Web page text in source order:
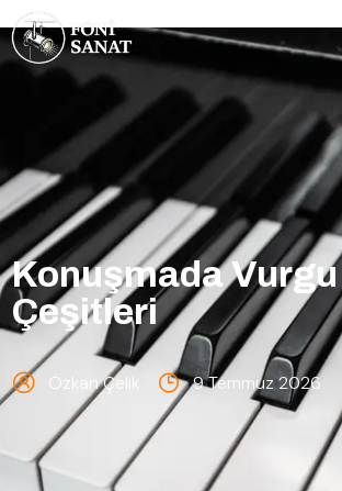
Konuşmada Vurgu
Çeşitleri
Özkan Çelik 9 Temmuz 2026